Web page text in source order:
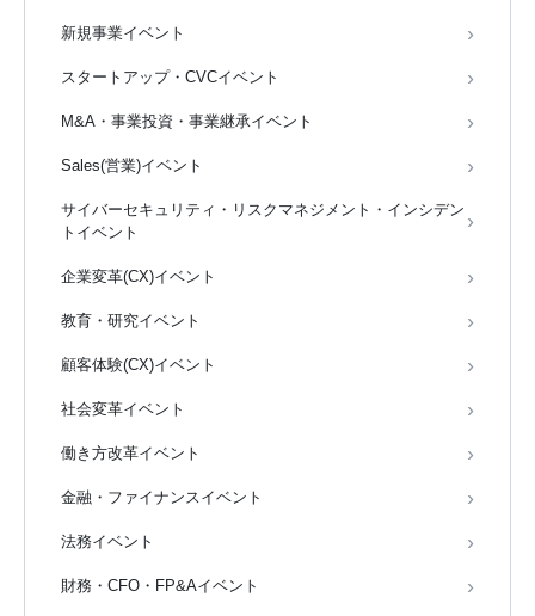
新規事業イベント
スタートアップ・CVCイベント
M&A・事業投資・事業継承イベント
Sales(営業)イベント
サイバーセキュリティ・リスクマネジメント・インシデン
トイベント
企業変革(CX)イベント
教育・研究イベント
顧客体験(CX)イベント
社会変革イベント
働き方改革イベント
金融・ファイナンスイベント
法務イベント
財務・CFO・FP&Aイベント